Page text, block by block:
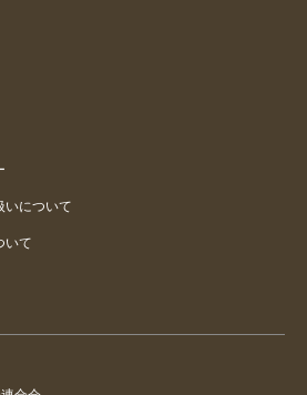
いについて
いて